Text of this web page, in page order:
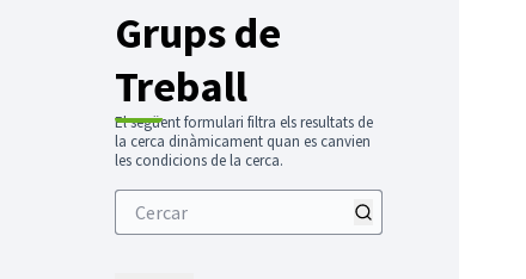
Grups de
Treball
El següent formulari filtra els resultats de
la cerca dinàmicament quan es canvien
les condicions de la cerca.